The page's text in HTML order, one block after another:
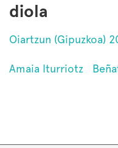
diola
Oiartzun (Gipuzkoa)
Amaia Iturriotz